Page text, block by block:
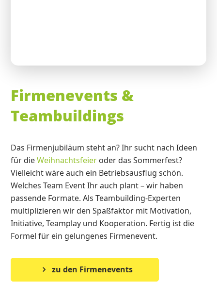
Firmenevents &
Teambuildings
Das Firmenjubiläum steht an? Ihr sucht nach Ideen
für dieWeihnachtsfeier oder das Sommerfest?
Vielleicht wäre auch ein Betriebsausflug schön.
Welches Team Event Ihr auch plant – wir haben
passende Formate. Als Teambuilding-Experten
multiplizieren wir den Spaßfaktor mit Motivation,
Initiative, Teamplay und Kooperation. Fertig ist die
Formel für ein gelungenes Firmenevent.
zu den Firmenevents